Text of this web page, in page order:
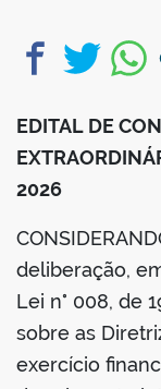
EDITAL DE
2026
deliberação,
Lei n° 008, de
sobre as
exercício